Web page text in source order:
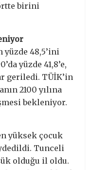
birini
yüzde 48,5’ini
yüzde 41,8’e,
geriledi. TÜİK’in
2100 yılına
bekleniyor.
yüksek çocuk
Tunceli
olduğu il oldu.